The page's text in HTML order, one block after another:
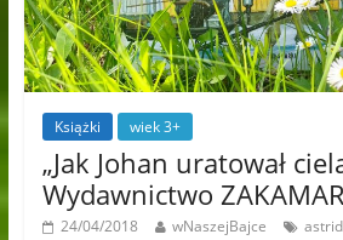
Książki wiek 3+
„Jak Johan uratował
Wydawnictwo
24/04/2018 wNaszejBajce